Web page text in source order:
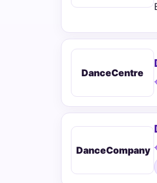
DanceCentre
DanceCompany